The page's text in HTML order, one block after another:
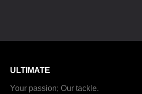
ULTIMATE
Your passion; Our tackle.